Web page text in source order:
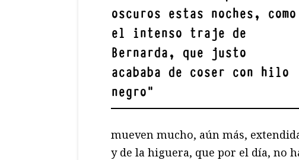
oscuros estas noches, como
el intenso traje de
Bernarda, que justo
acababa de coser con hilo
negro"
mueven mucho, aún más,
y de la higuera, que por el día, no